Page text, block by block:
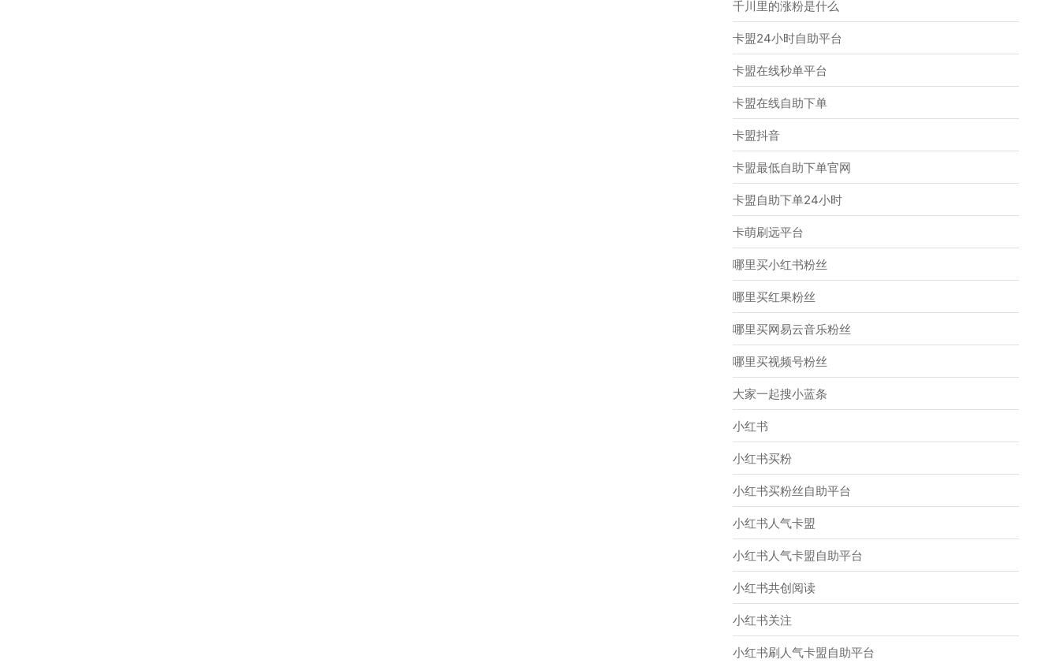
千川里的涨粉是什么
卡盟24小时自助平台
卡盟在线秒单平台
卡盟在线自助下单
卡盟抖音
卡盟最低自助下单官网
卡盟自助下单24小时
卡萌刷远平台
哪里买小红书粉丝
哪里买红果粉丝
哪里买网易云音乐粉丝
哪里买视频号粉丝
大家一起搜小蓝条
小红书
小红书买粉
小红书买粉丝自助平台
小红书人气卡盟
小红书人气卡盟自助平台
小红书共创阅读
小红书关注
小红书刷人气卡盟自助平台